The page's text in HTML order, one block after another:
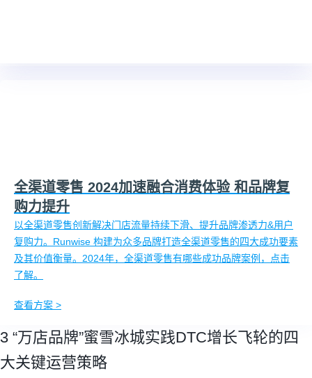
全渠道零售 2024加速融合消费体验 和品牌复
购力提升
以全渠道零售创新解决门店流量持续下滑、提升品牌渗透力&用户
复购力。Runwise 构建为众多品牌打造全渠道零售的四大成功要素
及其价值衡量。2024年，全渠道零售有哪些成功品牌案例，点击
了解。
查看方案 >
3 “万店品牌”蜜雪冰城实践DTC增长飞轮的四
大关键运营策略